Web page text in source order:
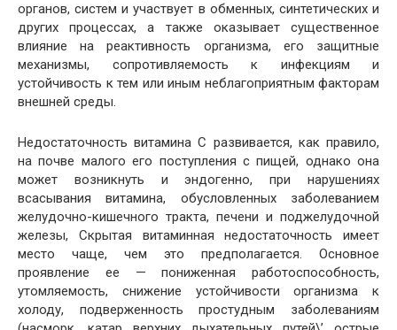
органов, систем и участвует в обменных, синтетических и
других процессах, а также оказывает существенное
влияние на реактивность организма, его защитные
механизмы, сопротивляемость к инфекциям и
устойчивость к тем или иным неблагоприятным факторам
внешней среды.
Недостаточность витамина С развивается, как правило,
на почве малого его поступления с пищей, однако она
может возникнуть и эндогенно, при нарушениях
всасывания витамина, обусловленных заболеванием
желудочно-кишечного тракта, печени и поджелудочной
железы, Скрытая витаминная недостаточность имеет
место чаще, чем это предполагается. Основное
проявление ее — пониженная работоспособность,
утомляемость, снижение устойчивости организма к
холоду, подверженность простудным заболеваниям